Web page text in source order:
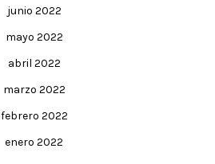
junio 2022
mayo 2022
abril 2022
marzo 2022
febrero 2022
enero 2022